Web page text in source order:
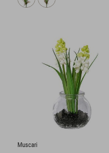
Muscari